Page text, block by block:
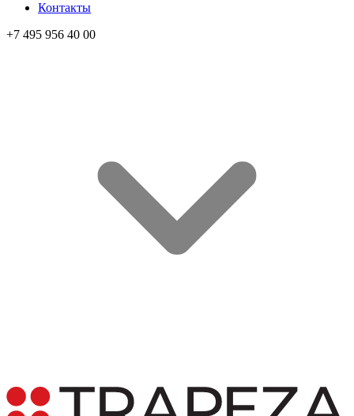
Контакты
+7 495 956 40 00